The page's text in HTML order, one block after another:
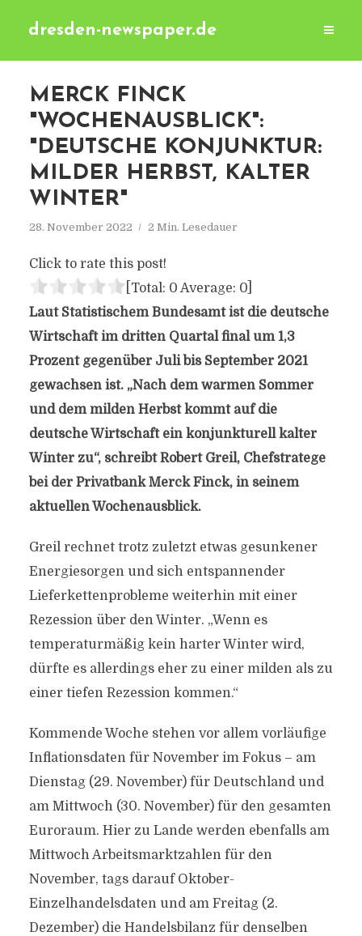
dresden-newspaper.de
MERCK FINCK
"WOCHENAUSBLICK":
"DEUTSCHE KONJUNKTUR:
MILDER HERBST, KALTER
WINTER"
28. November 2022 2 Min. Lesedauer
Click to rate this post!
[Total: 0 Average: 0]
Laut Statistischem Bundesamt ist die deutsche
Wirtschaft im dritten Quartal final um 1,3
Prozent gegenüber Juli bis September 2021
gewachsen ist. „Nach dem warmen Sommer
und dem milden Herbst kommt auf die
deutsche Wirtschaft ein konjunkturell kalter
Winter zu“, schreibt Robert Greil, Chefstratege
bei der Privatbank Merck Finck, in seinem
aktuellen Wochenausblick.
Greil rechnet trotz zuletzt etwas gesunkener
Energiesorgen und sich entspannender
Lieferkettenprobleme weiterhin mit einer
Rezession über den Winter. „Wenn es
temperaturmäßig kein harter Winter wird,
dürfte es allerdings eher zu einer milden als zu
einer tiefen Rezession kommen.“
Kommende Woche stehen vor allem vorläufige
Inflationsdaten für November im Fokus – am
Dienstag (29. November) für Deutschland und
am Mittwoch (30. November) für den gesamten
Euroraum. Hier zu Lande werden ebenfalls am
Mittwoch Arbeitsmarktzahlen für den
November, tags darauf Oktober-
Einzelhandelsdaten und am Freitag (2.
Dezember) die Handelsbilanz für denselben